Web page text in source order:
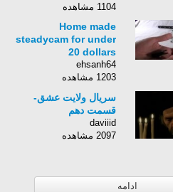
1104 مشاهده
Home made
steadycam for under
20 dollars
ehsanh64
1203 مشاهده
سریال ولایت عشق-
قسمت دهم
daviiid
2097 مشاهده
ادامه